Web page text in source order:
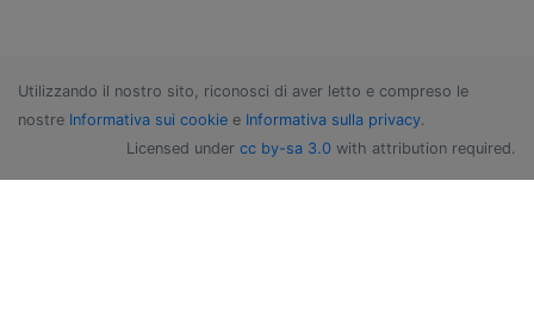
Utilizzando il nostro sito, riconosci di aver letto e compreso le
nostre Informativa sui cookie e Informativa sulla privacy.
Licensed under cc by-sa 3.0 with attribution required.